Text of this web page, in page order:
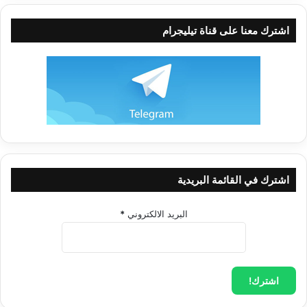
فإذا كان الإنسان في هذه الحياة يبيت مؤرقاً فلا ينام ليلة إذا أراد
مواجهة حاكم يريد أن يحقِّق معه في قضية من القضايا أو تهمة من
التهم مخافة أن يكون مديناً أمام القضاء، معاقباً على ما بدر منه من
إذا كان الطالب في المدرسة يضطرب قلبه وجلاً ويرتعب حينما يسمع
النداء، وتلك الصيحة التي يتبعها سؤال وحساب، فإما فوز ونعيم
وحريق لا يستمر على صاحبه العام والعامين، ولا القرن والقرنين، ولا
العذاب على أهل النار أبداً، وما هم منها بمخرجين.
مقالات ذات صلة
اشترك معنا على قناة تيليجرام
اشترك في القائمة البريدية
البريد الالكتروني *